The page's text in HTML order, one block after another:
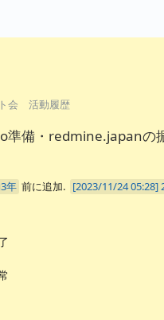
会 活動履歴
備・redmine.japanの
年 前に追加.